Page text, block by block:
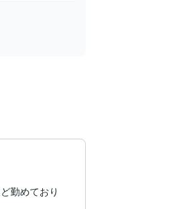
勤めており